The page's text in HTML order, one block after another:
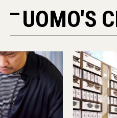
UOMO'S